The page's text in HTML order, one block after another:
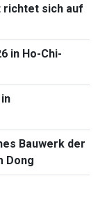
richtet sich auf
in Ho-Chi-
Bauwerk der
Dong